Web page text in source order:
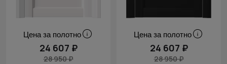
Цена за полотно
24 607 ₽
28 950 ₽
Цена за полотно
24 607 ₽
28 950 ₽